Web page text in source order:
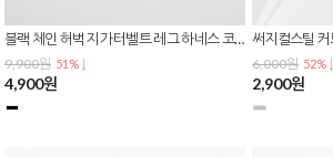
블랙 체인 허벅지 가터벨트 레그 하네스 코스프레 스트랩 밴드 가터링 AC-0242
9,900원 51% ↓
4,900원
6,000원 52% ↓
2,900원